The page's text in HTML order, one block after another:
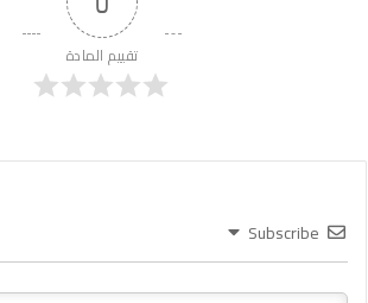
تقييم المادة
Subscribe